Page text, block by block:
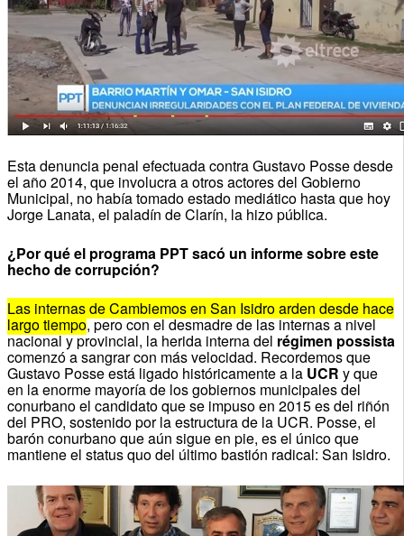
Esta denuncia penal efectuada contra Gustavo Posse desde
el año 2014, que involucra a otros actores del Gobierno
Municipal, no había tomado estado mediático hasta que hoy
Jorge Lanata, el paladín de Clarín, la hizo pública.
¿Por qué el programa PPT sacó un informe sobre este
hecho de corrupción?
Las internas de Cambiemos en San Isidro arden desde hace
largo tiempo, pero con el desmadre de las internas a nivel
nacional y provincial, la herida interna del régimen possista
comenzó a sangrar con más velocidad. Recordemos que
Gustavo Posse está ligado históricamente a la UCR y que
en la enorme mayoría de los gobiernos municipales del
conurbano el candidato que se impuso en 2015 es del riñón
del PRO, sostenido por la estructura de la UCR. Posse, el
barón conurbano que aún sigue en pie, es el único que
mantiene el status quo del último bastión radical: San Isidro.